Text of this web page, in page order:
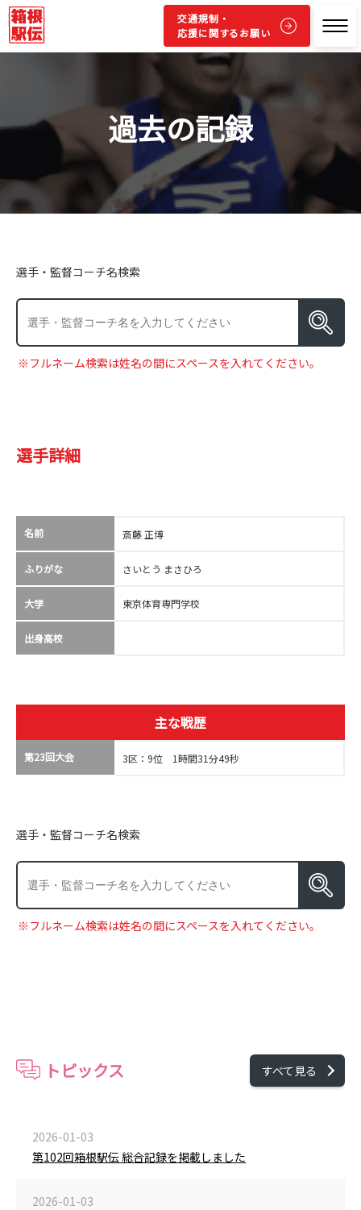
交通規制・
応援に関するお願い
過去の記録
選手・監督コーチ名検索
※フルネーム検索は姓名の間にスペースを入れてください。
選手詳細
名前 斎藤 正博
ふりがな さいとう まさひろ
大学 東京体育専門学校
出身高校
主な戦歴
第23回大会 3区：9位 1時間31分49秒
選手・監督コーチ名検索
※フルネーム検索は姓名の間にスペースを入れてください。
トピックス すべて見る
2026-01-03
第102回箱根駅伝 総合記録を掲載しました
2026-01-03